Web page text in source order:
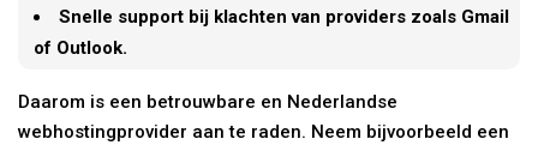
Snelle support bij klachten van providers zoals Gmail
of Outlook.
Daarom is een betrouwbare en Nederlandse
webhostingprovider aan te raden. Neem bijvoorbeeld een